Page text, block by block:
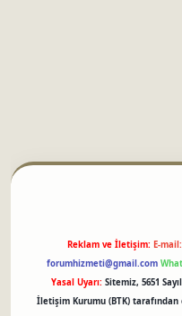
Reklam ve İletişim: E-mail:
forumhizmeti@gmail.com
Yasal Uyarı: Sitemiz, 5651
İletişim Kurumu (BTK) tarafından